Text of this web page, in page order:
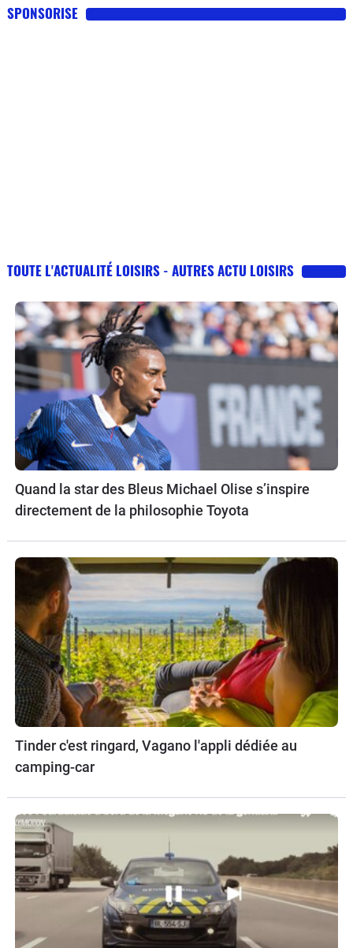
SPONSORISE
TOUTE L'ACTUALITÉ LOISIRS - AUTRES ACTU LOISIRS
Quand la star des Bleus Michael Olise s’inspire
directement de la philosophie Toyota
Tinder c'est ringard, Vagano l'appli dédiée au
camping-car